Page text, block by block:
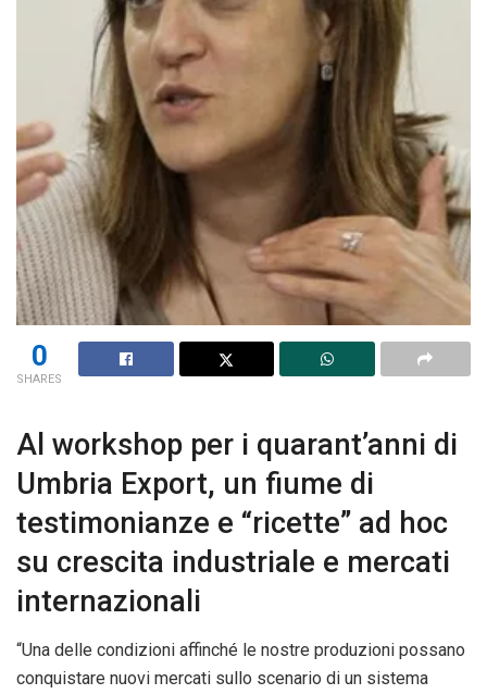
0
SHARES
Al workshop per i quarant’anni di
Umbria Export, un fiume di
testimonianze e “ricette” ad hoc
su crescita industriale e mercati
internazionali
“Una delle condizioni affinché le nostre produzioni possano
conquistare nuovi mercati sullo scenario di un sistema